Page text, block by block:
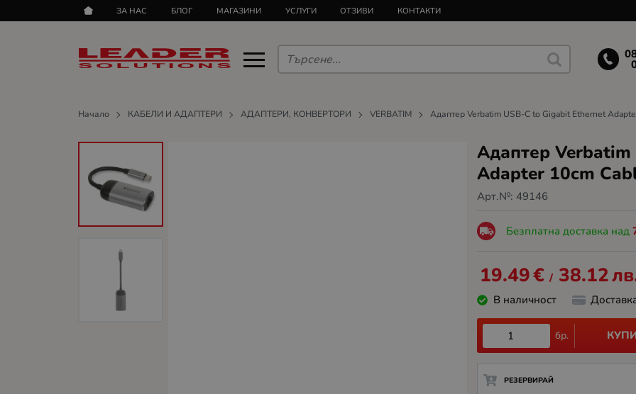
ЗА НАС БЛОГ МАГАЗИНИ УСЛУГИ ОТЗИВИ КОНТАКТИ
Начало КАБЕЛИ И АДАПТЕРИ АДАПТЕРИ, КОНВЕРТОРИ VERBATIM Адаптер Verbatim USB-C to Gigabit Ethernet
Адаптер
Adapter 10cm
Арт.№: 49146
Безплатна доставка над
19.49€ / 38.12
В наличност
бр.
РЕЗЕРВИРАЙ